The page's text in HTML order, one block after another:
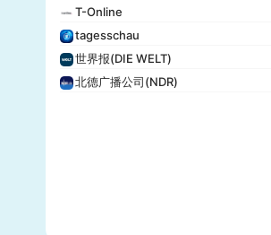
T-Online
tagesschau
世界报(DIE WELT)
北德广播公司(NDR)